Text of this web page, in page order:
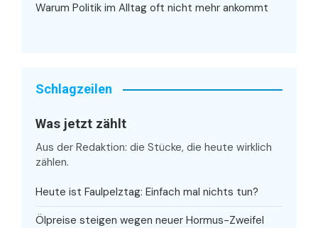
Warum Politik im Alltag oft nicht mehr ankommt
Schlagzeilen
Was jetzt zählt
Aus der Redaktion: die Stücke, die heute wirklich
zählen.
Heute ist Faulpelztag: Einfach mal nichts tun?
Ölpreise steigen wegen neuer Hormus-Zweifel